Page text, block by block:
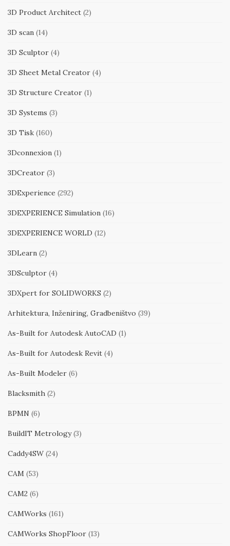
3D Product Architect (2)
3D scan (14)
3D Sculptor (4)
3D Sheet Metal Creator (4)
3D Structure Creator (1)
3D Systems (3)
3D Tisk (160)
3Dconnexion (1)
3DCreator (3)
3DExperience (292)
3DEXPERIENCE Simulation (16)
3DEXPERIENCE WORLD (12)
3DLearn (2)
3DSculptor (4)
3DXpert for SOLIDWORKS (2)
Arhitektura, Inženiring, Gradbeništvo (39)
As-Built for Autodesk AutoCAD (1)
As-Built for Autodesk Revit (4)
As-Built Modeler (6)
Blacksmith (2)
BPMN (6)
BuildIT Metrology(3)
Caddy4SW (24)
CAM (53)
CAM2 (6)
CAMWorks (161)
CAMWorks ShopFloor (13)